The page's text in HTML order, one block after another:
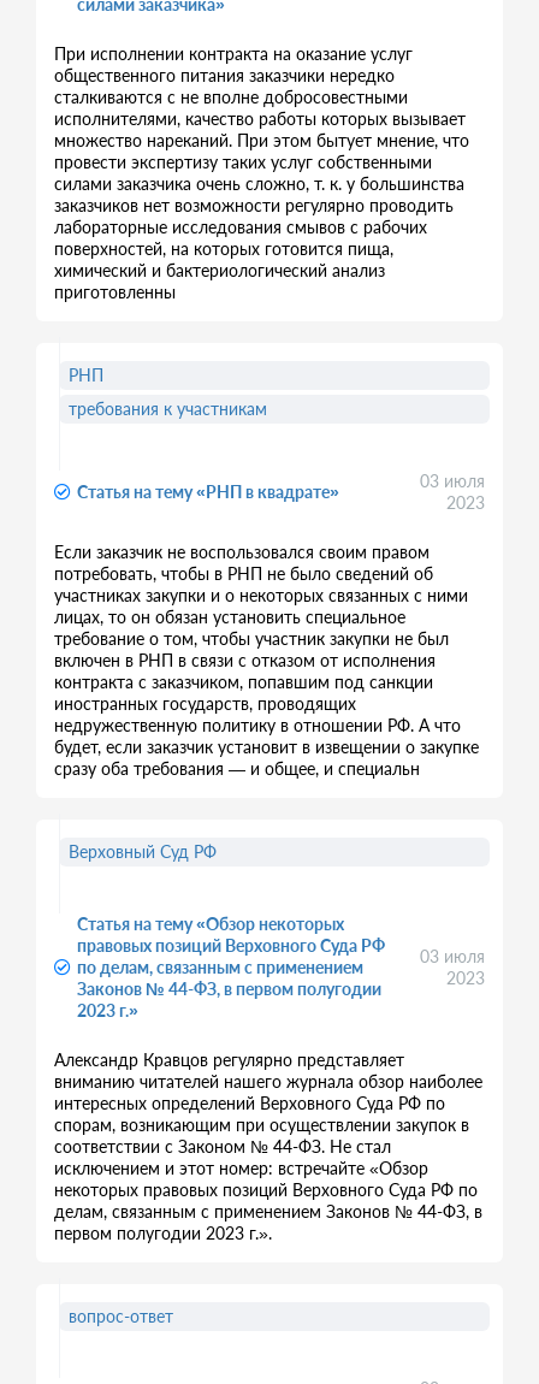
силами заказчика»
При исполнении контракта на оказание услуг
общественного питания заказчики нередко
сталкиваются с не вполне добросовестными
исполнителями, качество работы которых вызывает
множество нареканий. При этом бытует мнение, что
провести экспертизу таких услуг собственными
силами заказчика очень сложно, т. к. у большинства
заказчиков нет возможности регулярно проводить
лабораторные исследования смывов с рабочих
поверхностей, на которых готовится пища,
химический и бактериологический анализ
приготовленны
Статья на тему «РНП в квадрате»
03 июля
2023
Если заказчик не воспользовался своим правом
потребовать, чтобы в РНП не было сведений об
участниках закупки и о некоторых связанных с ними
лицах, то он обязан установить специальное
требование о том, чтобы участник закупки не был
включен в РНП в связи с отказом от исполнения
контракта с заказчиком, попавшим под санкции
иностранных государств, проводящих
недружественную политику в отношении РФ. А что
будет, если заказчик установит в извещении о закупке
сразу оба требования — и общее, и специальн
РНП
требования к участникам
Статья на тему «Обзор некоторых
правовых позиций Верховного Суда РФ
по делам, связанным с применением
Законов № 44-ФЗ, в первом полугодии
2023 г.»
03 июля
2023
Александр Кравцов регулярно представляет
вниманию читателей нашего журнала обзор наиболее
интересных определений Верховного Суда РФ по
спорам, возникающим при осуществлении закупок в
соответствии с Законом № 44-ФЗ. Не стал
исключением и этот номер: встречайте «Обзор
некоторых правовых позиций Верховного Суда РФ по
делам, связанным с применением Законов № 44-ФЗ, в
первом полугодии 2023 г.».
Верховный Суд РФ
вопрос-ответ